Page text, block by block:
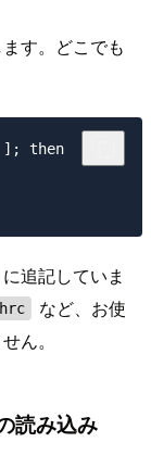
す。どこでも
]; then
に追記していま
など、お使
ん。
読み込み